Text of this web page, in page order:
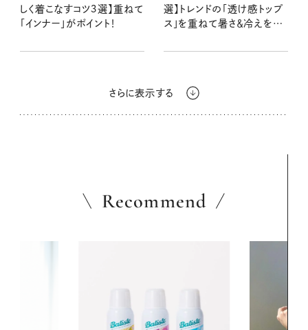
しく着こなすコツ３選】重ねて
「インナー」がポイント！
選】トレンドの「透け感トップ
ス」を重ねて暑さ＆冷えをお
さらに表示する
Recommend